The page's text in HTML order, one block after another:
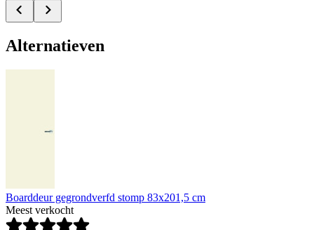
Alternatieven
Boarddeur gegrondverfd stomp 83x201,5 cm
Meest verkocht